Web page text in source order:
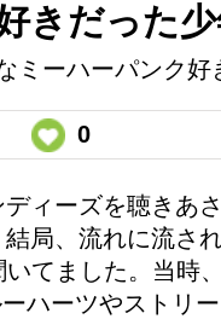
きだった
ミーハーパンク好
0
ィーズを聴きあ
局、流れに流さ
てました。当時
ハーツやストリ